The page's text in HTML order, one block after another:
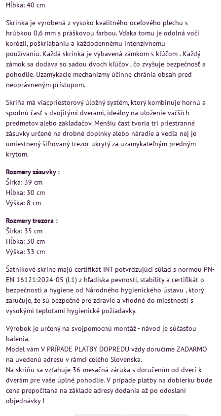
Hĺbka: 40 cm
Skrinka je vyrobená z vysoko kvalitného oceľového plechu s
hrúbkou 0,6 mm s práškovou farbou. Vďaka tomu je odolná voči
korózii, poškriabaniu a každodennému intenzívnemu
používaniu. Každá skrinka je vybavená zámkom s kľúčom . Každý
zámok sa dodáva so sadou dvoch kľúčov , čo zvyšuje bezpečnosť a
pohodlie. Uzamykacie mechanizmy účinne chránia obsah pred
neoprávneným prístupom.
Skriňa má viacpriestorový úložný systém, ktorý kombinuje hornú a
spodnú časť s dvojitými dverami, ideálny na uloženie väčších
predmetov alebo zakladačov. Menšiu časť tvoria tri priestranné
zásuvky určené na drobné doplnky alebo náradie a vedľa nej je
umiestnený šifrovaný trezor ukrytý za uzamykateľným predným
krytom.
Rozmery zásuvky :
Šírka: 39 cm
Hĺbka: 30 cm
Výška: 8 cm
Rozmery trezora :
Šírka: 35 cm
Hĺbka: 30 cm
Výška: 33 cm
Šatníkové skrine majú certifikát INT potvrdzujúci súlad s normou PN-
EN 16121:2024-05 (L1) z hľadiska pevnosti, stability a certifikát o
bezpečnosti a hygiene od Národného hygienického ústavu , ktorý
zaručuje, že sú bezpečné pre zdravie a vhodné do miestností s
vysokými teplotami hygienické požiadavky.
Výrobok je určený na svojpomocnú montáž - návod je súčasťou
balenia.
Model vám V PRÍPADE PLATBY DOPREDU vždy doručíme ZADARMO
na uvedenú adresu v rámci celého Slovenska.
Na skriňu sa vzťahuje 36-mesačná záruka s doručením od dverí k
dverám pre vaše úplné pohodlie. V prípade platby na dobierku bude
cena prepočítaná na základe adresy dodania až po odoslaní
objednávky !